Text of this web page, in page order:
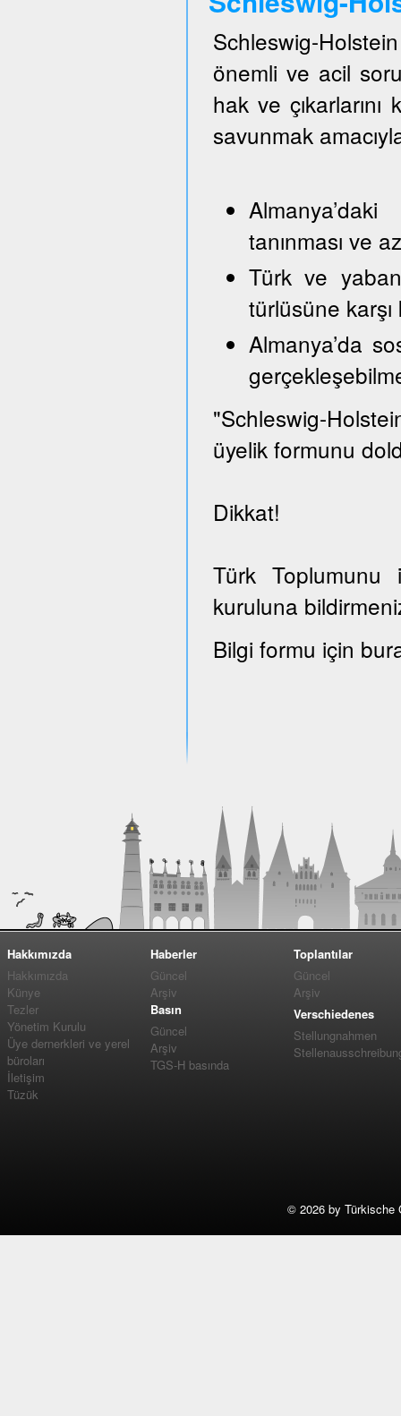
Schleswig-
önemli ve acil
hak ve
savunmak
tanınması ve
Türk ve
türlüsüne
Almanya’da
"Schleswig-
üyelik formunu
Dikkat!
Türk
kuruluna
Bilgi formu için
Hakkımızda
Hakkımızda
Künye
Tezler
Yönetim Kurulu
Üye dernerkleri ve yerel
büroları
İletişim
Tüzük
Haberler
Güncel
Arşiv
Basın
Güncel
Arşiv
TGS-H basında
Toplantılar
Güncel
Arşiv
Verschiedenes
Stellungnahmen
© 2026 by Türkische